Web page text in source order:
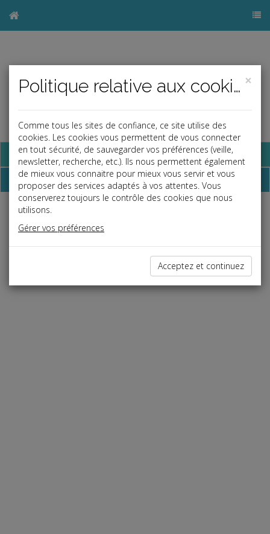
Base documentaire
Dossiers
Espace réservé
×
Politique relative aux cookies
Comme tous les sites de confiance, ce site utilise des
cookies. Les cookies vous permettent de vous connecter
en tout sécurité, de sauvegarder vos préférences (veille,
newsletter, recherche, etc.). Ils nous permettent également
de mieux vous connaitre pour mieux vous servir et vous
proposer des services adaptés à vos attentes. Vous
conserverez toujours le contrôle des cookies que nous
utilisons.
Gérer vos préférences
Acceptez et continuez